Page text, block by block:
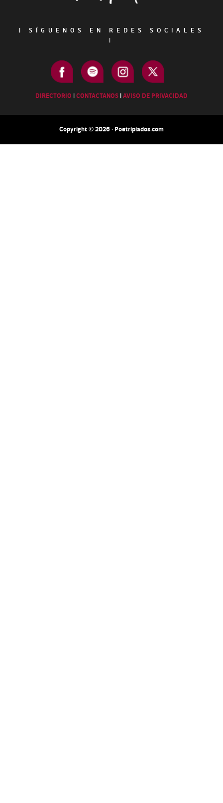
|
SÍGUENOS EN REDES SOCIALES
|
DIRECTORIO |CONTACTANOS |AVISO DE PRIVACIDAD
Copyright © 2026 · Poetripiados.com